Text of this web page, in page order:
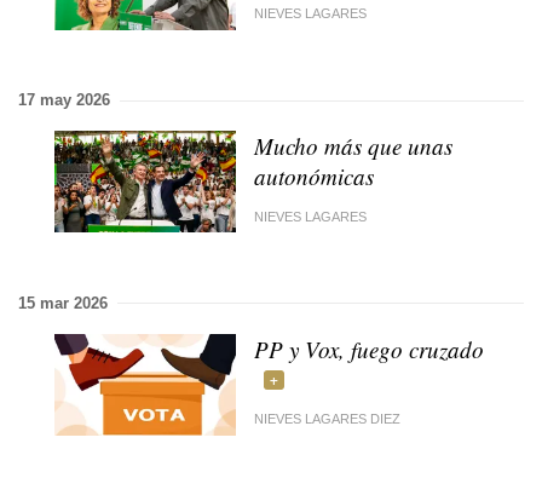
NIEVES LAGARES
17 may 2026
Mucho más que unas
autonómicas
NIEVES LAGARES
15 mar 2026
PP y Vox, fuego cruzado
NIEVES LAGARES DIEZ